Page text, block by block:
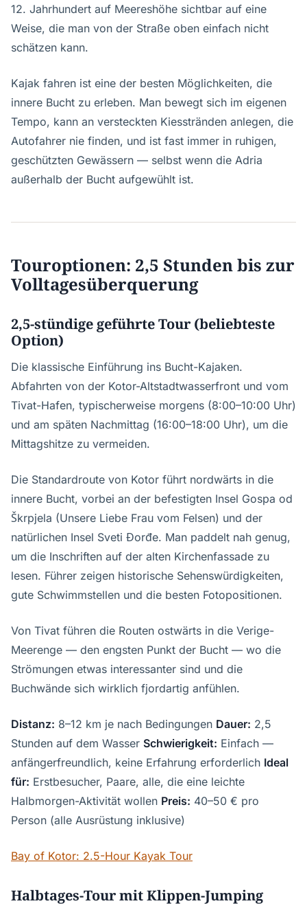
12. Jahrhundert auf Meereshöhe sichtbar auf eine
Weise, die man von der Straße oben einfach nicht
schätzen kann.
Kajak fahren ist eine der besten Möglichkeiten, die
innere Bucht zu erleben. Man bewegt sich im eigenen
Tempo, kann an versteckten Kiesstränden anlegen, die
Autofahrer nie finden, und ist fast immer in ruhigen,
geschützten Gewässern — selbst wenn die Adria
außerhalb der Bucht aufgewühlt ist.
Touroptionen: 2,5 Stunden bis zur
Volltagesüberquerung
2,5-stündige geführte Tour (beliebteste
Option)
Die klassische Einführung ins Bucht-Kajaken.
Abfahrten von der Kotor-Altstadtwasserfront und vom
Tivat-Hafen, typischerweise morgens (8:00–10:00 Uhr)
und am späten Nachmittag (16:00–18:00 Uhr), um die
Mittagshitze zu vermeiden.
Die Standardroute von Kotor führt nordwärts in die
innere Bucht, vorbei an der befestigten Insel Gospa od
Škrpjela (Unsere Liebe Frau vom Felsen) und der
natürlichen Insel Sveti Đorđe. Man paddelt nah genug,
um die Inschriften auf der alten Kirchenfassade zu
lesen. Führer zeigen historische Sehenswürdigkeiten,
gute Schwimmstellen und die besten Fotopositionen.
Von Tivat führen die Routen ostwärts in die Verige-
Meerenge — den engsten Punkt der Bucht — wo die
Strömungen etwas interessanter sind und die
Buchwände sich wirklich fjordartig anfühlen.
Distanz: 8–12 km je nach Bedingungen Dauer: 2,5
Stunden auf dem Wasser Schwierigkeit: Einfach —
anfängerfreundlich, keine Erfahrung erforderlich Ideal
für: Erstbesucher, Paare, alle, die eine leichte
Halbmorgen-Aktivität wollen Preis: 40–50 € pro
Person (alle Ausrüstung inklusive)
Bay of Kotor: 2.5-Hour Kayak Tour
Halbtages-Tour mit Klippen-Jumping